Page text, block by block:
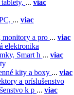
... viac
... viac
monitory a pro ... viac
elektronika
Smart h ... viac
kity a boxy ... viac
a príslušenstvo
k p ... viac